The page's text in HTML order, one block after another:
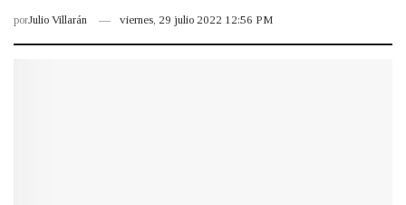
porJulio Villarán viernes, 29 julio 2022 12:56 PM